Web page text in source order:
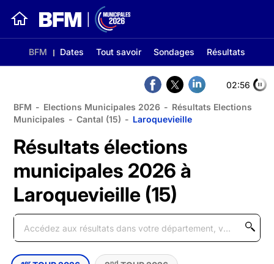
BFM Dates Tout savoir Sondages Résultats
02:56
BFM - Elections Municipales 2026 - Résultats Elections
Municipales - Cantal (15) - Laroquevieille
Résultats élections
municipales 2026 à
Laroquevieille (15)